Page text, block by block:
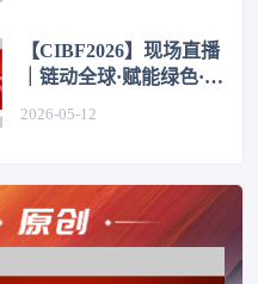
【CIBF2026】现场直播
｜链动全球·赋能绿色·驱
动未来
2026-05-12